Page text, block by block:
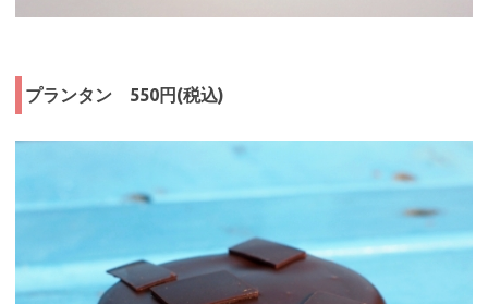
プランタン 550円(税込)